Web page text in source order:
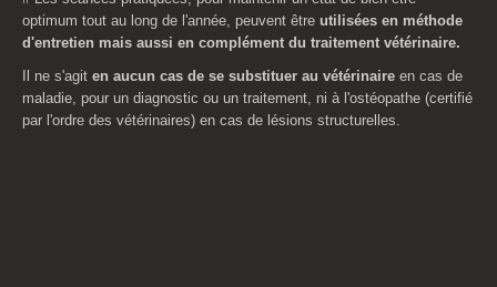
optimum tout au long de l'année, peuvent être utilisées en méthode
d'entretien mais aussi en complément du traitement vétérinaire.
Il ne s'agit en aucun cas de se substituer au vétérinaire en cas de
maladie, pour un diagnostic ou un traitement, ni à l'ostéopathe (certifié
par l'ordre des vétérinaires) en cas de lésions structurelles.